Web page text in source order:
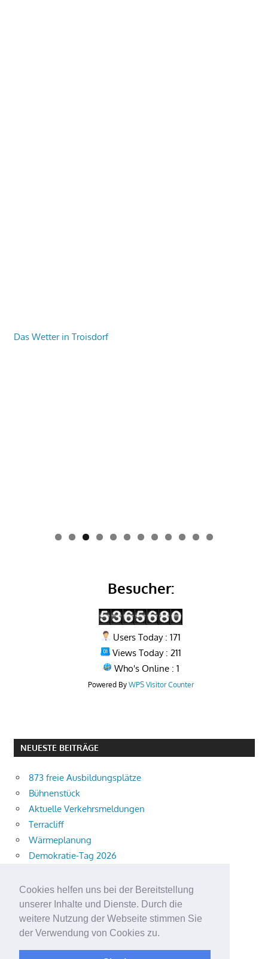
Cookies helfen uns bei der Bereitstellung
unserer Inhalte und Dienste. Durch die
weitere Nutzung der Webseite stimmen Sie
der Verwendung von Cookies zu.
Das Wetter in Troisdorf
0 1 2
Besucher:
Users Today : 171
Views Today : 211
Who's Online : 1
Powered By WPS Visitor Counter
NEUESTE BEITRÄGE
873 freie Ausbildungsplätze
Bühnenstück
Aktuelle Verkehrsmeldungen
Terracliff
Wärmeplanung
Demokratie-Tag 2026
Ingewahrsamnahme
Neue Auszubildende starten
Schulweg mit i-Dötzchen
Summersoul
Alkoholeinfluss